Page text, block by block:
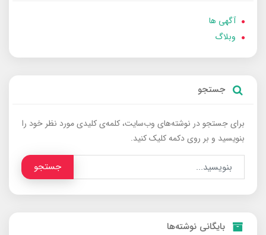
آگهی ها
وبلاگ
جستجو
برای جستجو در نوشته‌های وب‌سایت، کلمه‌ی کلیدی مورد نظر خود را
بنویسید و بر روی دکمه کلیک کنید.
جستجو
بایگانی نوشته‌ها